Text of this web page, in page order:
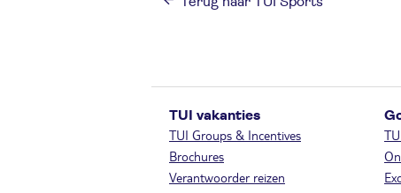
TUI vakanties
TUI Groups & Incentives
Brochures
Verantwoorder reizen